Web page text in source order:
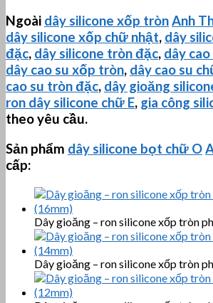
Ngoài dây silicone xốp trònAnh
dây silicone xốp chữ nhật, dây
đặc, dây silicone tròn đặc, dây
dây cao su xốp tròn, dây cao su
cao su tròn đặc, dây gioăng
ron dây silicone chữ E, gia công
theo yêu cầu.
Sản phẩm dây silicone bọt chữ O
cấp:
Dây gioăng – ron silicone xốp tròn
Dây gioăng – ron silicone xốp tròn